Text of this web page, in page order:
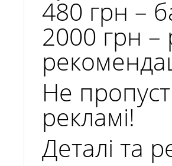
480 грн –
2000 грн –
Не
рекламі!
Деталі та
Європейський
найкращих у
GREENMETRIC